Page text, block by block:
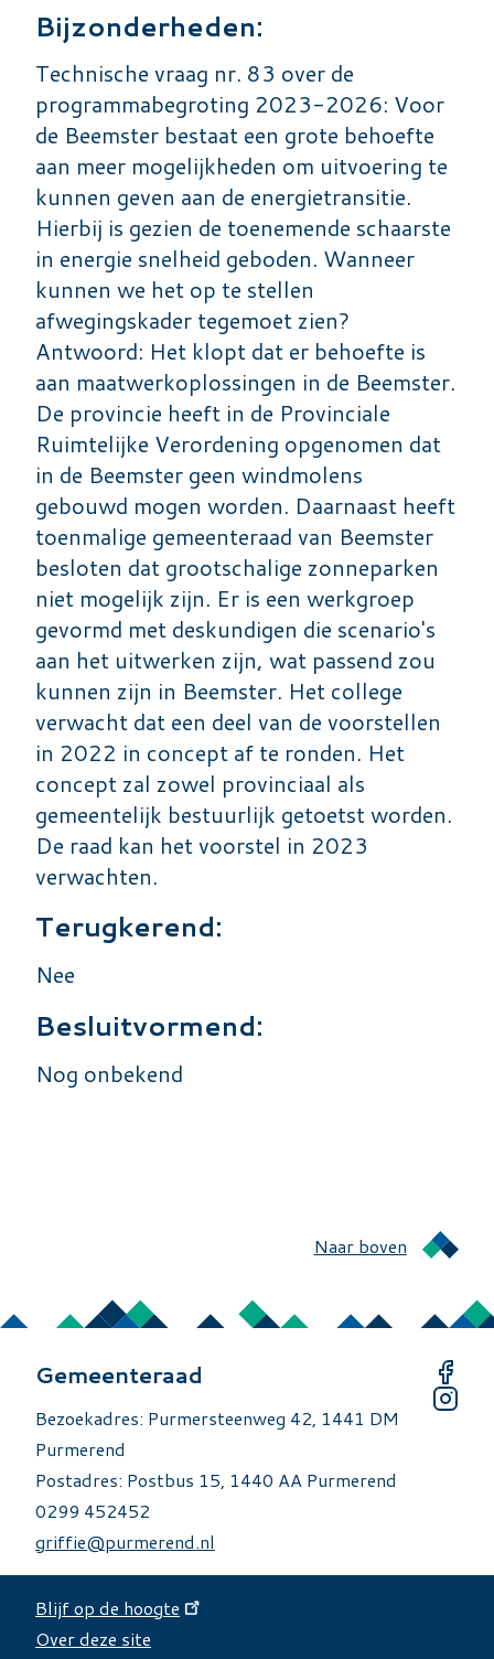
Bijzonderheden:
Technische vraag nr. 83 over de
programmabegroting 2023-2026: Voor
de Beemster bestaat een grote behoefte
aan meer mogelijkheden om uitvoering te
kunnen geven aan de energietransitie.
Hierbij is gezien de toenemende schaarste
in energie snelheid geboden. Wanneer
kunnen we het op te stellen
afwegingskader tegemoet zien?
Antwoord: Het klopt dat er behoefte is
aan maatwerkoplossingen in de Beemster.
De provincie heeft in de Provinciale
Ruimtelijke Verordening opgenomen dat
in de Beemster geen windmolens
gebouwd mogen worden. Daarnaast heeft
toenmalige gemeenteraad van Beemster
besloten dat grootschalige zonneparken
niet mogelijk zijn. Er is een werkgroep
gevormd met deskundigen die scenario's
aan het uitwerken zijn, wat passend zou
kunnen zijn in Beemster. Het college
verwacht dat een deel van de voorstellen
in 2022 in concept af te ronden. Het
concept zal zowel provinciaal als
gemeentelijk bestuurlijk getoetst worden.
De raad kan het voorstel in 2023
verwachten.
Terugkerend:
Nee
Besluitvormend:
Nog onbekend
Naar boven
Gemeenteraad
Bezoekadres: Purmersteenweg 42, 1441 DM
Purmerend
Postadres: Postbus 15, 1440 AA Purmerend
0299 452452
griffie@purmerend.nl
Over deze site
Blijf op de hoogte
Over deze site